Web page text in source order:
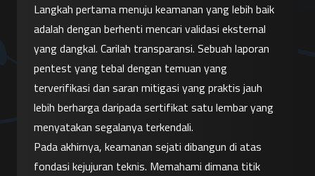
Langkah pertama menuju keamanan yang lebih baik
adalah dengan berhenti mencari validasi eksternal
yang dangkal. Carilah transparansi. Sebuah laporan
pentest yang tebal dengan temuan yang
terverifikasi dan saran mitigasi yang praktis jauh
lebih berharga daripada sertifikat satu lembar yang
menyatakan segalanya terkendali.
Pada akhirnya, keamanan sejati dibangun di atas
fondasi kejujuran teknis. Memahami dimana titik